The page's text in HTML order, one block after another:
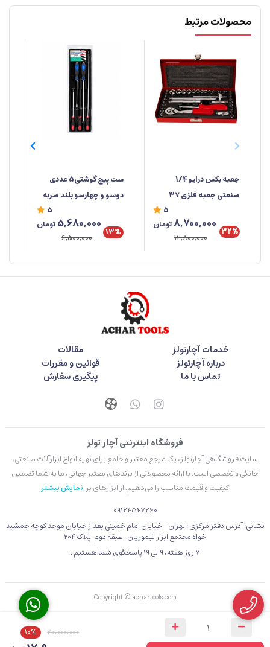
20,000,000
10%
محصولات مرتبط
جعبه‌ بکس درایو 1/4
صنعتی جعبه فلزی ۳۷
5
32%
8,700,000تومان
12,800,000
ست پیچ گوشتی5 عددی
دوسو و چهارسو بلند ضربه
خور برند راهسول ساخت
تایوان
5
13%
5,680,000تومان
6,500,000
خدمات آچارتولز
مقالات
درباره آچارتولز
قوانین و مقررات
تماس با ما
پیگیری سفارش
فروشگاه اینترنتی آچار تولز
سایت فروشگاهی آچارتولز، یک مرجع معتبر و جامع برای تهیه انواع ابزارآلات صنعتی،
خانگی و تخصصی است. با ارائه محصولاتی از برندهای معتبر جهانی، ما به شما تضمین
کیفیت و قیمت مناسب را می‌دهیم. از ابزارهای بر نمایش بیشتر
09124547260
نشانی: آدرس دفتر مرکزی : تهران - خیابان امام خمینی بعداز خیابان موحد کوچه جمشید
خواه مجتمع ابزار تیموریان طبقه دوم پلاک 204
۷ روز هفته، 9الی 19 پاسخگوی شما هستیم .
Copyright © achartools.com